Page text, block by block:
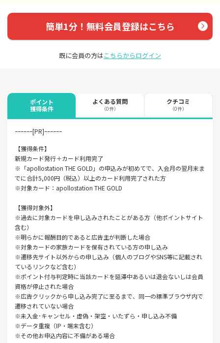
簡単1分！無料会員登録はこちら
既に会員の方はこちらからログイン
ポイント
獲得条件
よくある質問
（0件）
クチコミ
（0件）
ｰｰｰｰｰｰ[PR]ｰｰｰｰｰｰ
【獲得条件】
新規カード発行＋カード利用完了
※「apollostation THE GOLD」の申込みが初めてで、入会月の翌月末ま
でに合計5,000円（税込）以上のカード利用完了された方
※対象カード：apollostation THE GOLD
【獲得対象外】
※過去に対象カードを申し込みされたことがある方（他ポイントサイト
含む）
※明らかに報酬目的であると広告主が判断した場合
※対象カードの家族カードを保有されている方の申し込み
※遷移先サイト以外からの申し込み（個人のブログやSNS等に記載され
ているリンクなど含む）
※ポイント付与判定時に当該カードを延滞中あるいは退会ないしは会員
資格が停止された場合
※広告クリックから申し込み完了に至るまで、同一の標準ブラウザ内で
遷移されていない場合
※未入金･キャンセル・虚偽・架空・いたずら・申し込み不備
※データ重複（IP・端末含む）
※その他お申込内容に不備がある場合